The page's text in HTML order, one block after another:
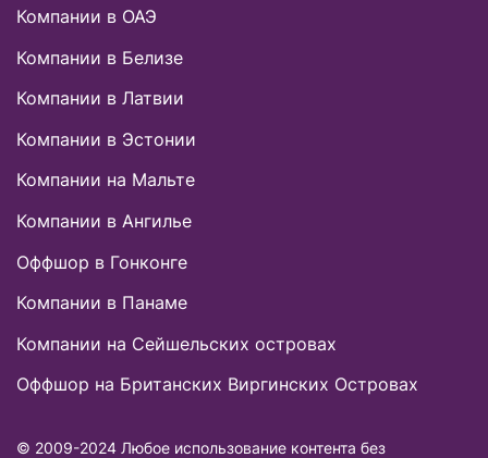
Компании в ОАЭ
Компании в Белизе
Компании в Латвии
Компании в Эстонии
Компании на Мальте
Компании в Ангилье
Оффшор в Гонконге
Компании в Панаме
Компании на Сейшельских островах
Оффшор на Британских Виргинских Островах
© 2009-2024 Любое использование контента без